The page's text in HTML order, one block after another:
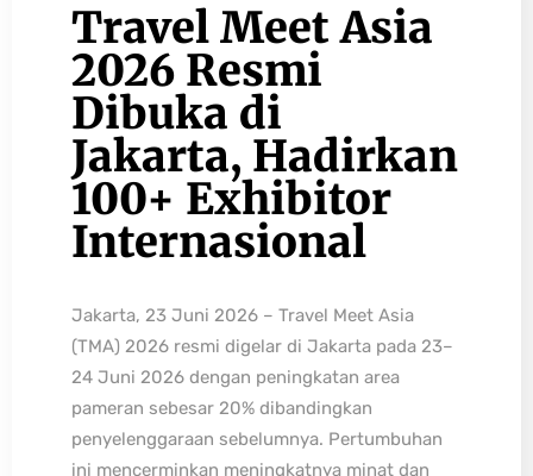
Travel Meet Asia
2026 Resmi
Dibuka di
Jakarta, Hadirkan
100+ Exhibitor
Internasional
Jakarta, 23 Juni 2026 – Travel Meet Asia
(TMA) 2026 resmi digelar di Jakarta pada 23–
24 Juni 2026 dengan peningkatan area
pameran sebesar 20% dibandingkan
penyelenggaraan sebelumnya. Pertumbuhan
ini mencerminkan meningkatnya minat dan